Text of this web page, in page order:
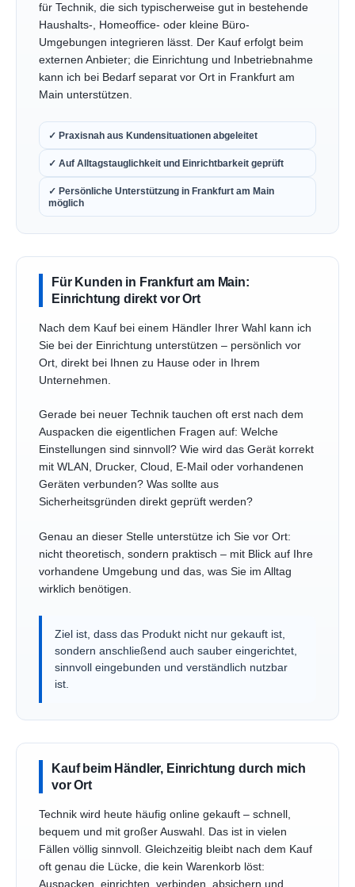
für Technik, die sich typischerweise gut in bestehende
Haushalts-, Homeoffice- oder kleine Büro-
Umgebungen integrieren lässt. Der Kauf erfolgt beim
externen Anbieter; die Einrichtung und Inbetriebnahme
kann ich bei Bedarf separat vor Ort in Frankfurt am
Main unterstützen.
✓ Praxisnah aus Kundensituationen abgeleitet
✓ Auf Alltagstauglichkeit und Einrichtbarkeit geprüft
✓ Persönliche Unterstützung in Frankfurt am Main
möglich
Für Kunden in Frankfurt am Main:
Einrichtung direkt vor Ort
Nach dem Kauf bei einem Händler Ihrer Wahl kann ich
Sie bei der Einrichtung unterstützen – persönlich vor
Ort, direkt bei Ihnen zu Hause oder in Ihrem
Unternehmen.
Gerade bei neuer Technik tauchen oft erst nach dem
Auspacken die eigentlichen Fragen auf: Welche
Einstellungen sind sinnvoll? Wie wird das Gerät korrekt
mit WLAN, Drucker, Cloud, E-Mail oder vorhandenen
Geräten verbunden? Was sollte aus
Sicherheitsgründen direkt geprüft werden?
Genau an dieser Stelle unterstütze ich Sie vor Ort:
nicht theoretisch, sondern praktisch – mit Blick auf Ihre
vorhandene Umgebung und das, was Sie im Alltag
wirklich benötigen.
Ziel ist, dass das Produkt nicht nur gekauft ist,
sondern anschließend auch sauber eingerichtet,
sinnvoll eingebunden und verständlich nutzbar
ist.
Kauf beim Händler, Einrichtung durch mich
vor Ort
Technik wird heute häufig online gekauft – schnell,
bequem und mit großer Auswahl. Das ist in vielen
Fällen völlig sinnvoll. Gleichzeitig bleibt nach dem Kauf
oft genau die Lücke, die kein Warenkorb löst:
Auspacken, einrichten, verbinden, absichern und